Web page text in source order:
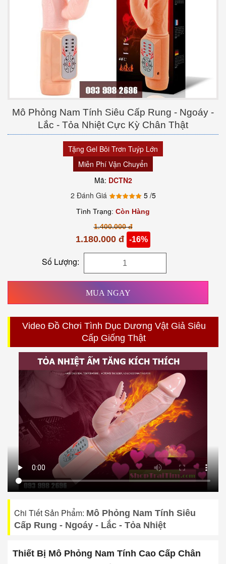
Mô Phỏng Nam Tính Siêu Cấp Rung - Ngoáy -
Lắc - Tỏa Nhiệt Cực Kỳ Chân Thật
Tặng Gel Bôi Trơn Tuýp Lớn
Miễn Phí Vận Chuyển
Mã: DCTN2
2 Đánh Giá
5 /5
Tình Trạng: Còn Hàng
1.400.000 đ
1.180.000 đ -16%
Số Lượng:
MUA NGAY
Video Đồ Chơi Tình Dục Dương Vật Giả Siêu
Cấp Giống Thật
Chi Tiết Sản Phẩm: Mô Phỏng Nam Tính Siêu
Cấp Rung - Ngoáy - Lắc - Tỏa Nhiệt
Thiết Bị Mô Phỏng Nam Tính Cao Cấp Chân